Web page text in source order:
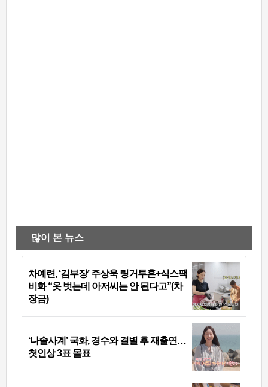
많이 본 뉴스
차예련, ‘김부장’ 주상욱 링거투혼+식스팩
비화 “옷 벗는데 아저씨는 안 된다고”(차
장금)
‘나솔사계’ 국화, 경수와 결별 후 재출연…
첫인상 3표 몰표